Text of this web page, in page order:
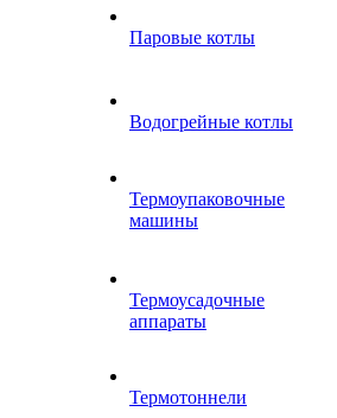
Паровые котлы
Водогрейные котлы
Термоупаковочные
машины
Термоусадочные
аппараты
Термотоннели